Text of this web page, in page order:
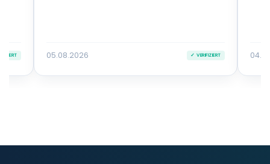
05.08.2026 ✓ VERIFIZIERT